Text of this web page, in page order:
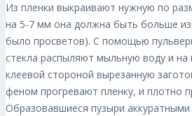
Из пленки выкраивают нужную по
на 5-7 мм она должна быть больше
было просветов). С помощью
стекла распыляют мыльную воду и
клеевой стороной вырезанную
феном прогревают пленку, и плотно
Образовавшиеся пузыри